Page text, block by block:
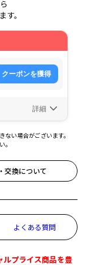
。
い場合がございます。
。
交換について
よくある質問
ルプライス商品を豊